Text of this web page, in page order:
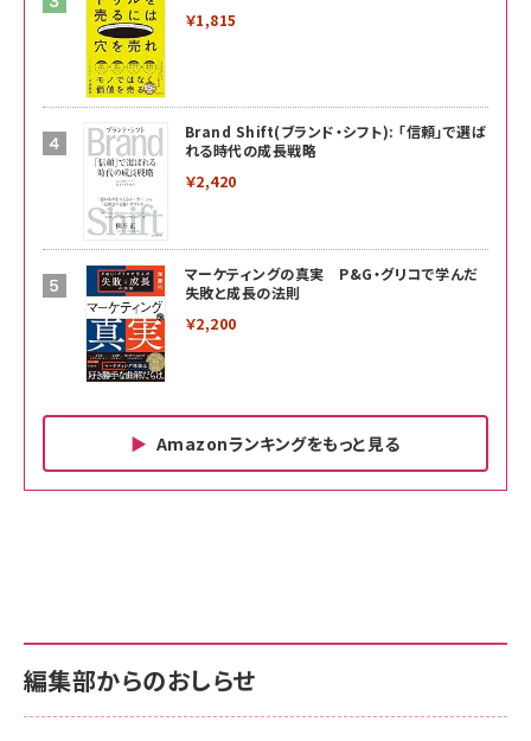
￥1,815
Brand Shift(ブランド・シフト): 「信頼」で選ば
れる時代の成長戦略
￥2,420
マーケティングの真実 P&G・グリコで学んだ
失敗と成長の法則
￥2,200
Amazonランキングをもっと見る
￥880
anan(アンアン)2026/06/24号 No.2500増刊
スペシャルエディション[王道エンタメの矜持／
サポート正規品 メーカー保証5年 KLMEA128G
NIMASO ガラスフィルム iPhone 17 用 保護フィ
サポート正規品 メーカー保証5年 KLMEA128G
Amazon eギフトカード - Amazonロゴ - クラ
編集部からのおしらせ